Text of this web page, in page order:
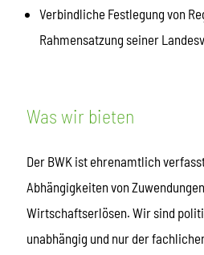
Verbindliche Festlegung von
Rahmensatzung seiner
Was wir bieten
Der BWK ist ehrenamtlich
Abhängigkeiten von
Wirtschaftserlösen. Wir sind
unabhängig und nur der